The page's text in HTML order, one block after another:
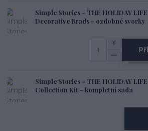
Simple Stories - THE HOLIDAY LIFE
Decorative Brads - ozdobné svorky
Simple Stories - THE HOLIDAY LIFE
Collection Kit - kompletní sada